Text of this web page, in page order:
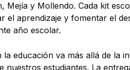
Mejía y Mollendo. Cada kit
el aprendizaje y fomentar el
año escolar.
educación va más allá de la
nuestros estudiantes. La